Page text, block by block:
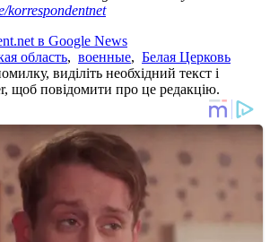
korrespondentnet
в Google News
область, военные, Белая Церковь
виділіть необхідний текст і
щоб повідомити про це редакцію.